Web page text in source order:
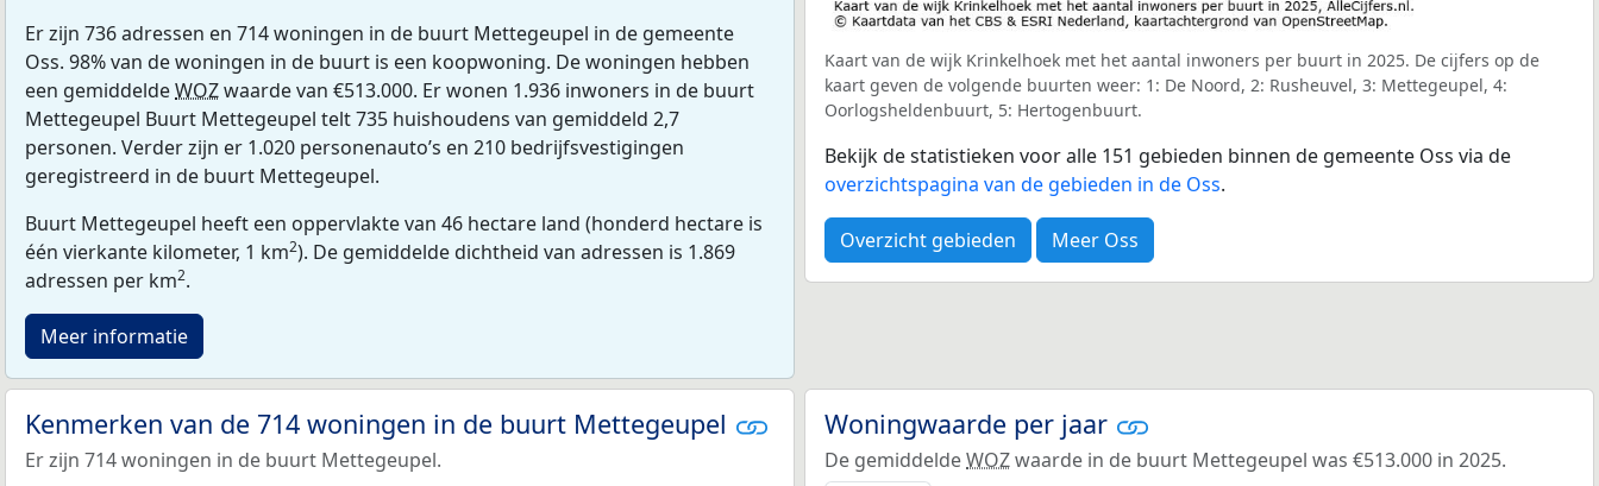
Er zijn 736 adressen en 714 woningen in de buurt Mettegeupel in de gemeente
Oss. 98% van de woningen in de buurt is een koopwoning. De woningen hebben
een gemiddeldeWOZwaarde van €513.000. Er wonen 1.936 inwoners in de buurt
Mettegeupel Buurt Mettegeupel telt 735 huishoudens van gemiddeld 2,7
personen. Verder zijn er 1.020 personenauto’s en 210 bedrijfsvestigingen
geregistreerd in de buurt Mettegeupel.
Buurt Mettegeupel heeft een oppervlakte van 46 hectare land (honderd hectare is
één vierkante kilometer, 1 km2). De gemiddelde dichtheid van adressen is 1.869
adressen per km2.
Meer informatie
Kaart van de wijk Krinkelhoek met het aantal inwoners per buurt in 2025. De cijfers op de
kaart geven de volgende buurten weer: 1: De Noord, 2: Rusheuvel, 3: Mettegeupel, 4:
Oorlogsheldenbuurt, 5: Hertogenbuurt.
Bekijk de statistieken voor alle 151 gebieden binnen de gemeente Oss via de
overzichtspagina van de gebieden in de Oss.
Overzicht gebieden Meer Oss
Kenmerken van de 714 woningen in de buurt Mettegeupel
Er zijn 714 woningen in de buurt Mettegeupel.
Woningwaarde per jaar
De gemiddeldeWOZwaarde in de buurt Mettegeupel was €513.000 in 2025.